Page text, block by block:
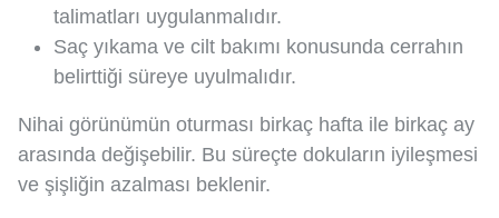
talimatları uygulanmalıdır.
Saç yıkama ve cilt bakımı konusunda cerrahın
belirttiği süreye uyulmalıdır.
Nihai görünümün oturması birkaç hafta ile birkaç ay
arasında değişebilir. Bu süreçte dokuların iyileşmesi
ve şişliğin azalması beklenir.